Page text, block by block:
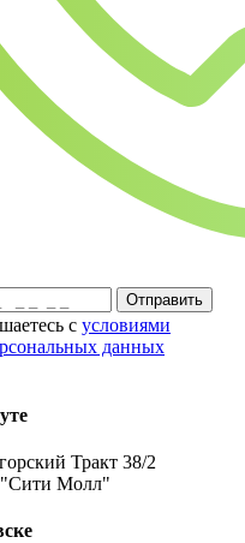
Отправить
с условиями
данных
Тракт 38/2
"Сити Молл"